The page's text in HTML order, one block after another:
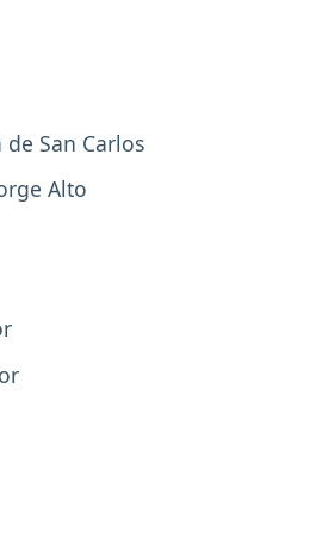
de San Carlos
Alto